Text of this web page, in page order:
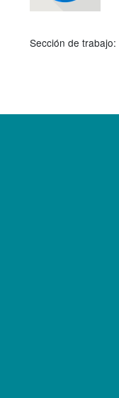
Sección de trabajo